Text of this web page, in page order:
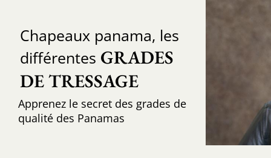
Chapeaux panama, les
différentes GRADES
DE TRESSAGE
Apprenez le secret des grades de
qualité des Panamas